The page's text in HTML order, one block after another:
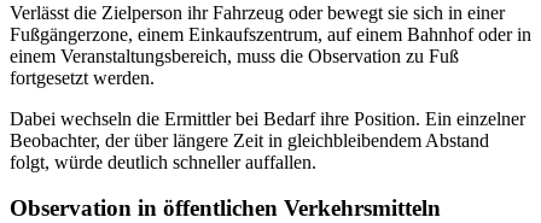
Verlässt die Zielperson ihr Fahrzeug oder bewegt sie sich in einer
Fußgängerzone, einem Einkaufszentrum, auf einem Bahnhof oder in
einem Veranstaltungsbereich, muss die Observation zu Fuß
fortgesetzt werden.
Dabei wechseln die Ermittler bei Bedarf ihre Position. Ein einzelner
Beobachter, der über längere Zeit in gleichbleibendem Abstand
folgt, würde deutlich schneller auffallen.
Observation in öffentlichen Verkehrsmitteln